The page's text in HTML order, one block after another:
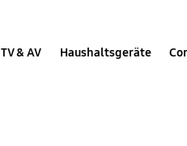
TV & AV Haushaltsgeräte